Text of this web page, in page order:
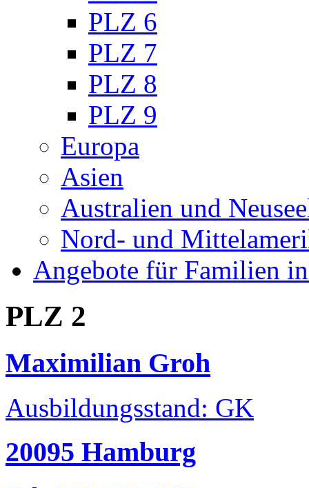
PLZ 6
PLZ 7
PLZ 8
PLZ 9
Europa
Asien
Australien und
Nord- und
Angebote für Familien
PLZ 2
Maximilian Groh
Ausbildungsstand: GK
20095 Hamburg